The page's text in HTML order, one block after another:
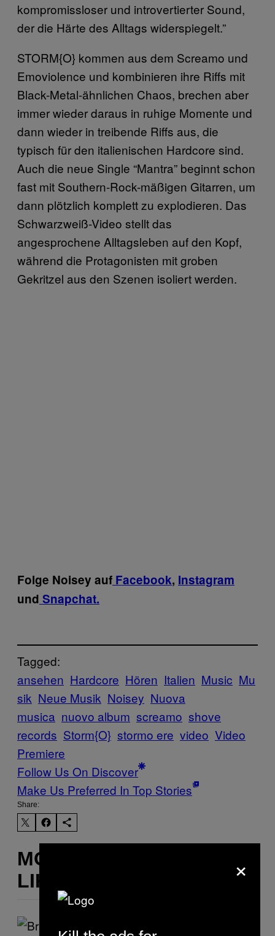
kompromissloser und introvertierter Sound,
der die Härte des Alltags widerspiegelt.”
STORM{O} kommen aus dem Screamo und
Emoviolence und kombinieren ihre Riffs mit
Black-Metal-ähnlichen Chaos, brechen aber
immer wieder daraus in ruhige Momente und
dann wieder in treibende Riffs aus, die
typisch für den italienischen Hardcore sind.
Auch die neue Single “Mantra” beginnt schon
fast mit Southern-Rock-mäßigen Gitarren, um
dann plötzlich komplett zu explodieren. Das
Schwarzweiß-Video stellt das
angesprochene Alltagsleben auf den Kopf,
während die Protagonisten mit groben
Gekritzel aus den Szenen isoliert werden.
Folge Noisey auf Facebook, Instagram
und Snapchat.
Tagged:
ansehen Hardcore Hören Italien Music Mu
sik Neue Musik Noisey Nuova
musica nuovo album screamo shove
records Storm{O} stormo ere video Video
Premiere
Follow Us On Discover
Make Us Preferred In Top Stories
Share:
MORE
LIKE THIS
×